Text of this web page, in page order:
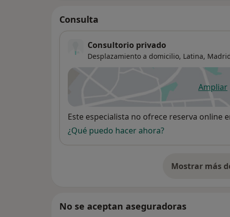
Consulta
Consultorio privado
Desplazamiento a domicilio, Latina,
Ampliar
se
Disponibilidad
Este especialista no ofrece reserva online
¿Qué puedo hacer ahora?
Mostrar más
No se aceptan aseguradoras